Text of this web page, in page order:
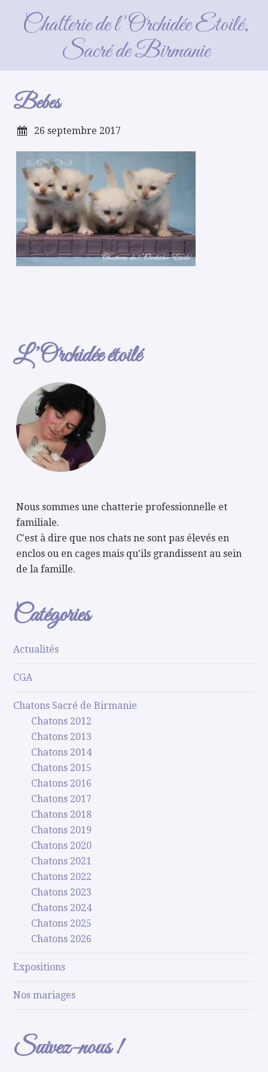
Chatterie de l'Orchidée Etoilé,
Sacré de Birmanie
Bebes
Bebes
26 septembre 2017
L’Orchidée étoilé
Nous sommes une chatterie professionnelle et
familiale.
C'est à dire que nos chats ne sont pas élevés en
enclos ou en cages mais qu'ils grandissent au sein
de la famille.
Catégories
Actualités
CGA
Chatons Sacré de Birmanie
Chatons 2012
Chatons 2013
Chatons 2014
Chatons 2015
Chatons 2016
Chatons 2017
Chatons 2018
Chatons 2019
Chatons 2020
Chatons 2021
Chatons 2022
Chatons 2023
Chatons 2024
Chatons 2025
Chatons 2026
Expositions
Nos mariages
Suivez-nous !